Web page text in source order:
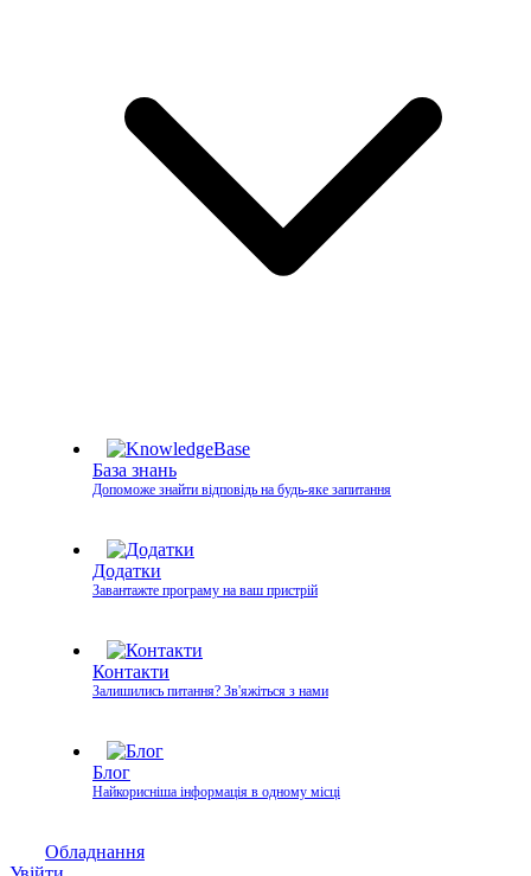
База знань
Допоможе знайти відповідь на будь-яке запитання
Додатки
Завантажте програму на ваш пристрій
Контакти
Залишились питання? Зв'яжіться з нами
Блог
Найкорисніша інформація в одному місці
Обладнання